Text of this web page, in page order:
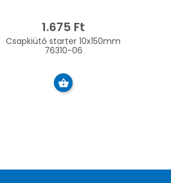
1.675 Ft
Csapkiütő starter 10x150mm
76310-06